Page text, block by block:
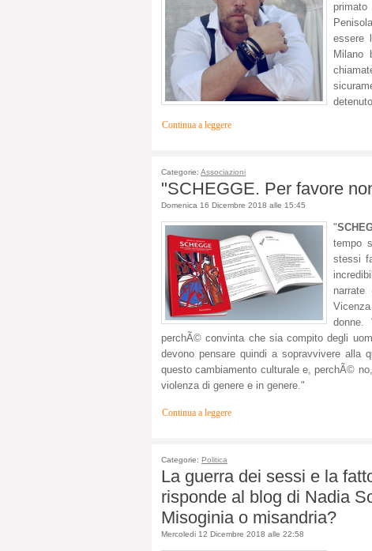
essere
Milano
Continua a leggere
Categorie: Associazioni
"SCHEGGE. Per favore
Domenica 16 Dicembre 2018 alle 15:45
"
tempo
stessi
narrate
donne.
perchÃ© convinta che sia compito degli
devono pensare quindi a sopravvivere alla
questo cambiamento culturale e, perchÃ©
violenza di genere e in genere."
Continua a leggere
Categorie: Politica
La guerra dei sessi e la
risponde al blog di Nadia
Misoginia o misandria?
Mercoledi 12 Dicembre 2018 alle 22:58